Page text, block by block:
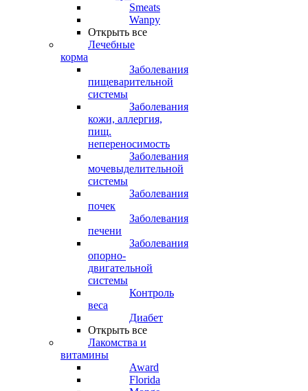
Smeats
Wanpy
Открыть все
Лечебные
корма
Заболевания
пищеварительной
системы
Заболевания
кожи, аллергия,
пищ.
непереносимость
Заболевания
мочевыделительной
системы
Заболевания
почек
Заболевания
печени
Заболевания
опорно-
двигательной
системы
Контроль
веса
Диабет
Открыть все
Лакомства и
витамины
Award
Florida